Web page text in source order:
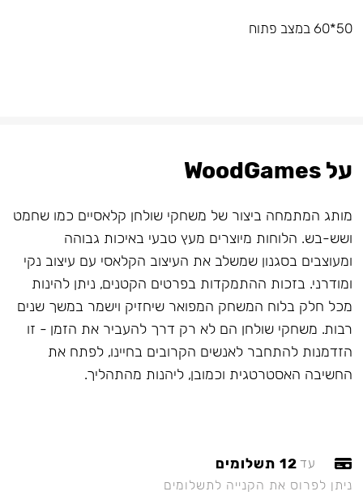
50*60 במצב פתוח
על WoodGames
מותג המתמחה ביצור של משחקי שולחן קלאסיים כמו שחמט
ושש-בש. הלוחות מיוצרים מעץ טבעי באיכות גבוהה
ומעוצבים בסגנון שמשלב את העיצוב הקלאסי עם עיצוב נקי
ומודרני. בזכות ההתמקדות בפרטים הקטנים, ניתן להינות
מכל חלק בלוח המשחק המפואר שיחזיק וישמר במשך שנים
רבות. משחקי שולחן הם לא רק דרך להעביר את הזמן - זו
הזדמנות להתחבר לאנשים הקרובים בחיינו, לפתח את
החשיבה האסטרטגית וכמובן, ליהנות מהתהליך.
עד 12 תשלומים
ניתן לפרוס את הקנייה לתשלומים